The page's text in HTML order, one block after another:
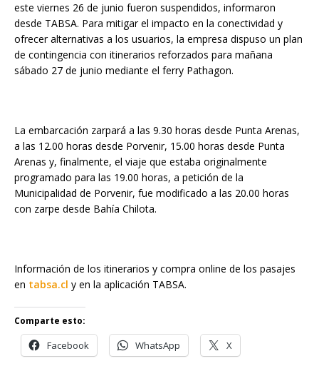
este viernes 26 de junio fueron suspendidos, informaron
desde TABSA. Para mitigar el impacto en la conectividad y
ofrecer alternativas a los usuarios, la empresa dispuso un plan
de contingencia con itinerarios reforzados para mañana
sábado 27 de junio mediante el ferry Pathagon.
La embarcación zarpará a las 9.30 horas desde Punta Arenas,
a las 12.00 horas desde Porvenir, 15.00 horas desde Punta
Arenas y, finalmente, el viaje que estaba originalmente
programado para las 19.00 horas, a petición de la
Municipalidad de Porvenir, fue modificado a las 20.00 horas
con zarpe desde Bahía Chilota.
Información de los itinerarios y compra online de los pasajes
en tabsa.cl y en la aplicación TABSA.
Comparte esto:
Facebook WhatsApp X